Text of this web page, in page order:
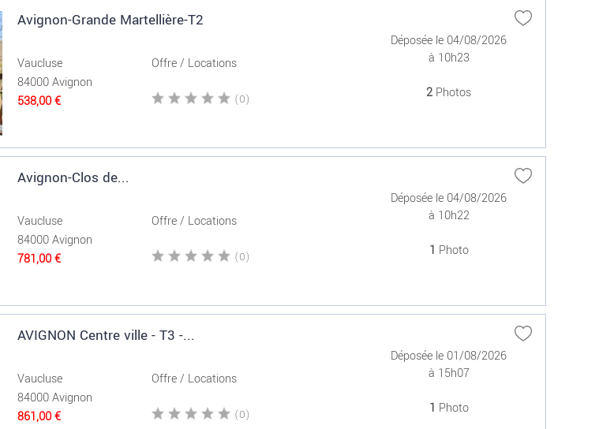
Avignon-Grande Martellière-T2
Vaucluse
84000 Avignon
538,00 €
Offre / Locations
(0)
Déposée le 04/08/2026
à 10h23
2 Photos
Avignon-Clos de...
Vaucluse
84000 Avignon
781,00 €
Offre / Locations
(0)
Déposée le 04/08/2026
à 10h22
1 Photo
AVIGNON Centre ville - T3 -...
Vaucluse
84000 Avignon
861,00 €
Offre / Locations
(0)
Déposée le 01/08/2026
à 15h07
1 Photo